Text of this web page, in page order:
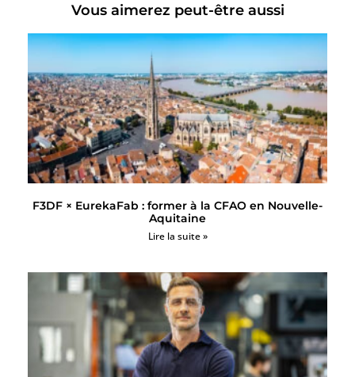
Vous aimerez peut-être aussi
F3DF × EurekaFab : former à la CFAO en Nouvelle-
Aquitaine
Lire la suite »